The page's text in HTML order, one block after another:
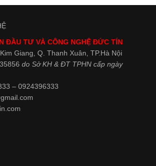
ĐẦU TƯ VÀ CÔNG NGHỆ ĐỨC TÍN
Giang, Q. Thanh Xuân, TP.Hà Nội
do Sở KH & ĐT TPHN cấp ngày
– 0924396333